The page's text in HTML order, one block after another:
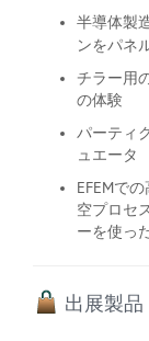
半導体製
ンをパネ
チラー用
の体験
パーティ
ュエータ
EFEMで
空プロセ
ーを使っ
出展製品